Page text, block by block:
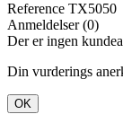
Reference TX5050
Anmeldelser (0)
Der er ingen
Din vurderings
OK